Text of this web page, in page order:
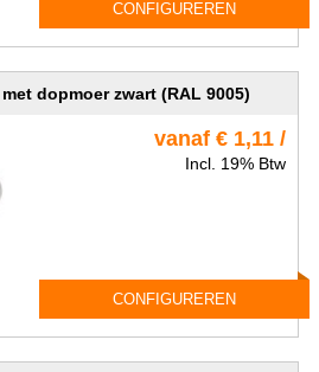
CONFIGUREREN
dopmoer zwart (RAL 9005)
vanaf € 1,11 /
Incl. 19% Btw
CONFIGUREREN